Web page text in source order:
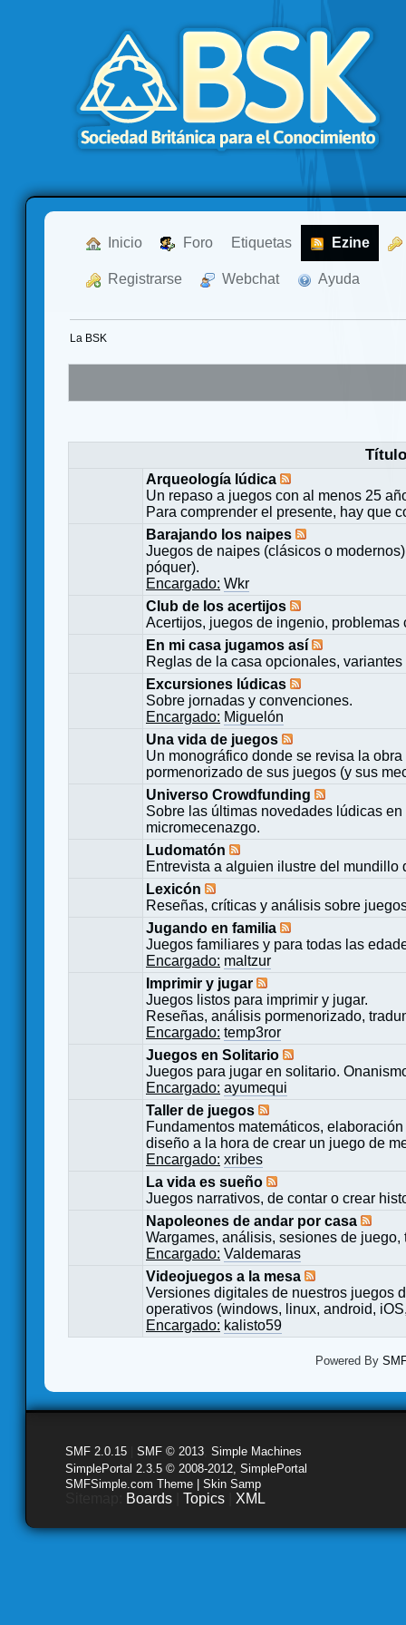
Inicio Foro Etiquetas Ezine
Registrarse Webchat Ayuda
La BSK
Título
Arqueología lúdica
Un repaso a juegos con al menos 25
Para comprender el presente, hay que
Barajando los naipes
Juegos de naipes (clásicos o
póquer).
Encargado: Wkr
Club de los acertijos
Acertijos, juegos de ingenio,
En mi casa jugamos así
Reglas de la casa opcionales,
Excursiones lúdicas
Sobre jornadas y convenciones.
Encargado: Miguelón
Una vida de juegos
Un monográfico donde se revisa la
pormenorizado de sus juegos (y sus
Universo Crowdfunding
Sobre las últimas novedades lúdicas
micromecenazgo.
Ludomatón
Entrevista a alguien ilustre del mundillo
Lexicón
Reseñas, críticas y análisis sobre
Jugando en familia
Juegos familiares y para todas las
Encargado: maltzur
Imprimir y jugar
Juegos listos para imprimir y jugar.
Reseñas, análisis pormenorizado,
Encargado: temp3ror
Juegos en Solitario
Juegos para jugar en solitario.
Encargado: ayumequi
Taller de juegos
Fundamentos matemáticos,
diseño a la hora de crear un juego de
Encargado: xribes
La vida es sueño
Juegos narrativos, de contar o crear
Napoleones de andar por casa
Wargames, análisis, sesiones de
Encargado: Valdemaras
Videojuegos a la mesa
Versiones digitales de nuestros juegos
operativos (windows, linux, android,
Encargado: kalisto59
Powered By
SMF 2.0.15 SMF © 2013 Simple Machines
SimplePortal 2.3.5 © 2008-2012, SimplePortal
SMFSimple.com Theme | Skin Samp
Boards Topics XML